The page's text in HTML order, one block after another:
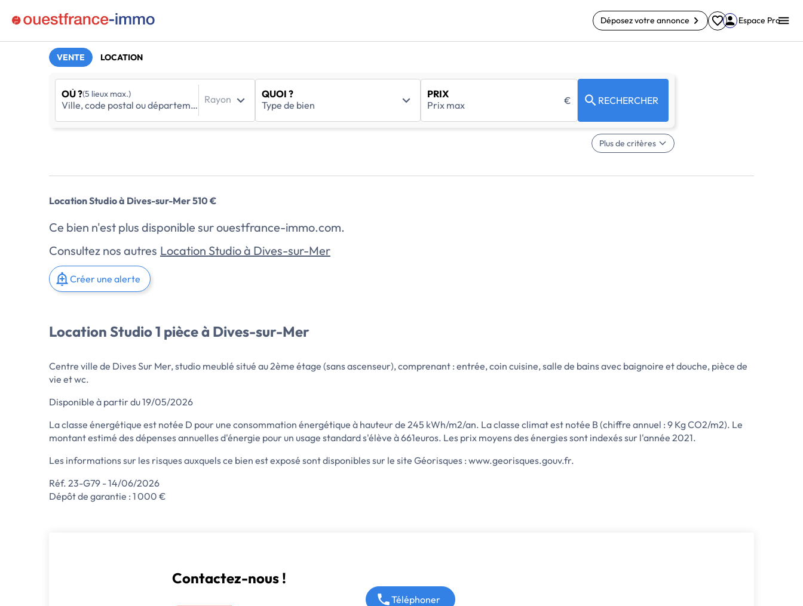
Déposez votre annonce Espace Pro
VENTE LOCATION
OÙ ?(5 lieux max.) Rayon QUOI ? PRIX
€ RECHERCHER
Plus de critères
Location Studio à Dives-sur-Mer 510 €
Ce bien n'est plus disponible sur ouestfrance-immo.com.
Consultez nos autres Location Studio à Dives-sur-Mer
Créer une alerte
Location Studio 1 pièce à Dives-sur-Mer
Centre ville de Dives Sur Mer, studio meublé situé au 2ème étage (sans ascenseur), comprenant : entrée, coin cuisine, salle de bains avec baignoire et douche, pièce de
vie et wc.
Disponible à partir du 19/05/2026
La classe énergétique est notée D pour une consommation énergétique à hauteur de 245 kWh/m2/an. La classe climat est notée B (chiffre annuel : 9 Kg CO2/m2). Le
montant estimé des dépenses annuelles d'énergie pour un usage standard s'élève à 661euros. Les prix moyens des énergies sont indexés sur l'année 2021.
Les informations sur les risques auxquels ce bien est exposé sont disponibles sur le site Géorisques : www.georisques.gouv.fr.
Réf. 23-G79 - 14/06/2026
Dépôt de garantie : 1 000 €
Contactez-nous !
Téléphoner